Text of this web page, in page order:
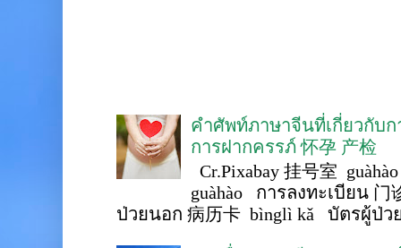
คำศัพท์ภาษาจีนที่เกี่ยวกับ
การฝากครรภ์ 怀孕 产检
Cr.Pixabay 挂号室
guàhào การลงทะเบียน 门
ป่วยนอก 病历卡 bìnglì kǎ บัตรผู้ป่ว